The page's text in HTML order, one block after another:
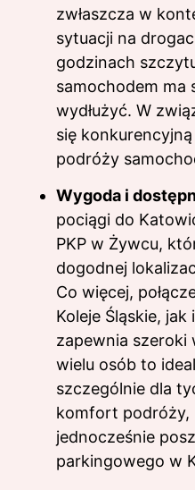
zwłaszcza w
sytuacji na
godzinach
samochodem ma
wydłużyć. W
się
podróży
Wygoda i
pociągi do
PKP w Żywcu,
dogodnej
Co więcej,
Koleje Śląskie,
zapewnia szeroki
wielu osób to
szczególnie dla
komfort podróży,
jednocześnie
parkingowego w